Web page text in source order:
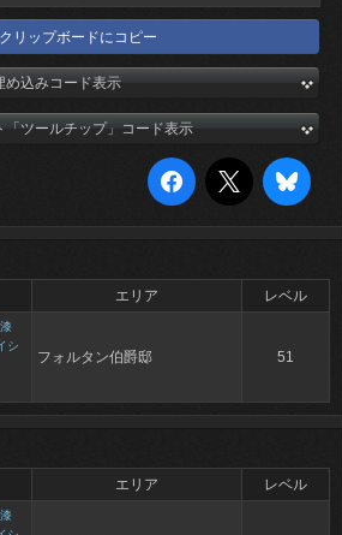
リップボードにコピー
め込みコード表示
「ツールチップ」コード表示
エリア レベル
シ
フォルタン伯爵邸 51
エリア レベル